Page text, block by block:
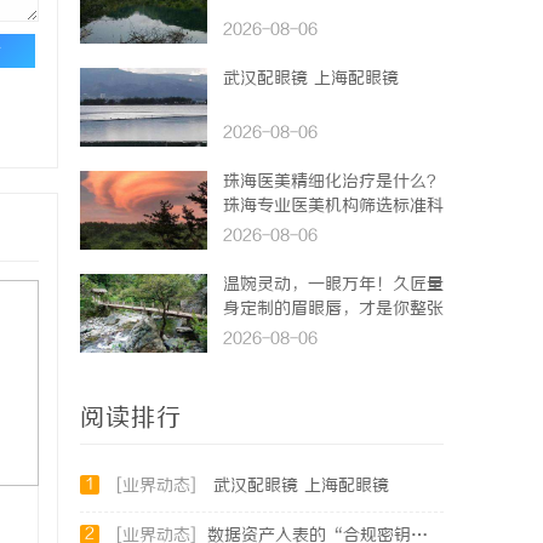
2026-08-06
武汉配眼镜 上海配眼镜
2026-08-06
珠海医美精细化治疗是什么？
珠海专业医美机构筛选标准科
普
2026-08-06
温婉灵动，一眼万年！久匠量
身定制的眉眼唇，才是你整张
脸的点睛之笔！淡颜系女生的
2026-08-06
阅读排行
1 [业界动态] 武汉配眼镜 上海配眼镜
2 [业界动态] 数据资产入表的“合规密钥”：北京专利律师如何为数据知识产权登记扫清障碍